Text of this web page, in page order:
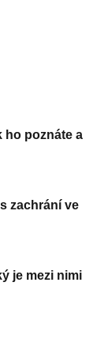
ho poznáte a
zachrání ve
je mezi nimi